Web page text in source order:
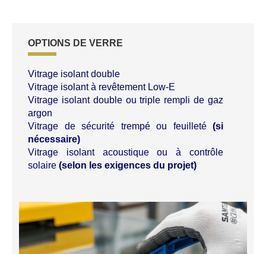
OPTIONS DE VERRE
Vitrage isolant double
Vitrage isolant à revêtement Low-E
Vitrage isolant double ou triple rempli de gaz
argon
Vitrage de sécurité trempé ou feuilleté(si
nécessaire)
Vitrage isolant acoustique ou à contrôle
solaire (selon les exigences du projet)